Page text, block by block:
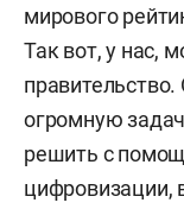
мирового
Так вот, у нас,
огромную
решить с
цифровизации,